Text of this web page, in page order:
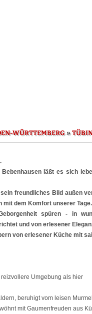
WÜRTTEMBERG»
Bebenhausen läßt es sich
freundliches Bild außen
mit dem Komfort unserer Tage.
spüren - in
und von erlesener
von erlesener Küche mit
Umgebung als hier
beruhigt vom leisen
mit Gaumenfreuden aus